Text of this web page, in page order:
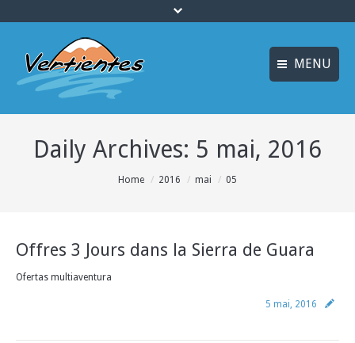
MENU
ESPAÑOL
ENGLISH
ACCUEIL
ACTIVITÉS
CANYONING
LOGEMENT
INFO ET RÉSERVATION
Daily Archives: 5 mai, 2016
Home 2016 mai 05
Offres 3 Jours dans la Sierra de Guara
Ofertas multiaventura
5 mai, 2016